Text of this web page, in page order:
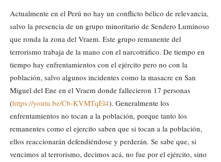
Actualmente en el Perú no hay un conflicto bélico de relevancia,
salvo la presencia de un grupo minoritario de Sendero Luminoso
que ronda la zona del Vraem. Este grupo remanente del
terrorismo trabaja de la mano con el narcotráfico. De tiempo en
tiempo hay enfrentamientos con el ejército pero no con la
población, salvo algunos incidentes como la masacre en San
Miguel del Ene en el Vraem donde fallecieron 17 personas
(https://youtu.be/Cb-KVMTqEl4). Generalmente los
enfrentamientos no tocan a la población, porque tanto los
remanentes como el ejercito saben que si tocan a la población,
ellos reaccionarán defendiéndose y perderán. Se sabe que, si
vencimos al terrorismo, decimos acá, no fue por el ejército, sino